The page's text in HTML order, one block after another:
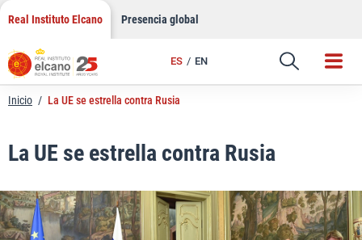
Saltar
contenido
Real Instituto Elcano Presencia global
ES EN
Enlace
Inicio / La UE se estrella contra Rusia
La UE se estrella contra Rusia